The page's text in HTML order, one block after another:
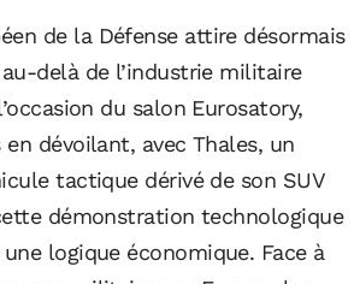
de la Défense attire désormais
delà de l’industrie militaire
du salon Eurosatory,
dévoilant, avec Thales, un
tactique dérivé de son SUV
démonstration technologique
logique économique. Face à